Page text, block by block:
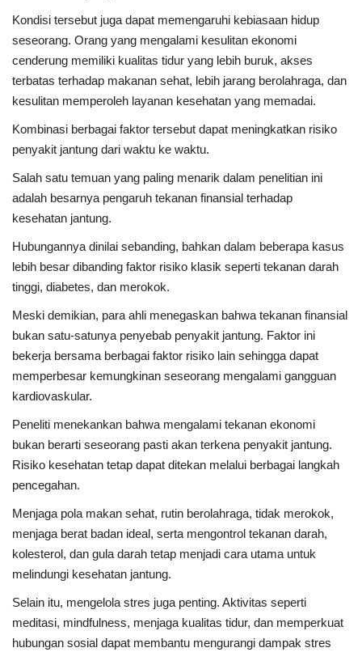
Kondisi tersebut juga dapat memengaruhi kebiasaan hidup
seseorang. Orang yang mengalami kesulitan ekonomi
cenderung memiliki kualitas tidur yang lebih buruk, akses
terbatas terhadap makanan sehat, lebih jarang berolahraga, dan
kesulitan memperoleh layanan kesehatan yang memadai.
Kombinasi berbagai faktor tersebut dapat meningkatkan risiko
penyakit jantung dari waktu ke waktu.
Salah satu temuan yang paling menarik dalam penelitian ini
adalah besarnya pengaruh tekanan finansial terhadap
kesehatan jantung.
Hubungannya dinilai sebanding, bahkan dalam beberapa kasus
lebih besar dibanding faktor risiko klasik seperti tekanan darah
tinggi, diabetes, dan merokok.
Meski demikian, para ahli menegaskan bahwa tekanan finansial
bukan satu-satunya penyebab penyakit jantung. Faktor ini
bekerja bersama berbagai faktor risiko lain sehingga dapat
memperbesar kemungkinan seseorang mengalami gangguan
kardiovaskular.
Peneliti menekankan bahwa mengalami tekanan ekonomi
bukan berarti seseorang pasti akan terkena penyakit jantung.
Risiko kesehatan tetap dapat ditekan melalui berbagai langkah
pencegahan.
Menjaga pola makan sehat, rutin berolahraga, tidak merokok,
menjaga berat badan ideal, serta mengontrol tekanan darah,
kolesterol, dan gula darah tetap menjadi cara utama untuk
melindungi kesehatan jantung.
Selain itu, mengelola stres juga penting. Aktivitas seperti
meditasi, mindfulness, menjaga kualitas tidur, dan memperkuat
hubungan sosial dapat membantu mengurangi dampak stres